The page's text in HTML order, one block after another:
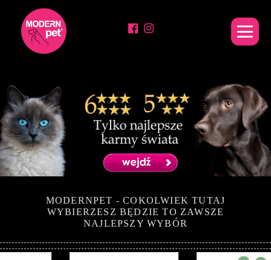
MODERNPET - COKOLWIEK TUTAJ
WYBIERZESZ BĘDZIE TO ZAWSZE
NAJLEPSZY WYBÓR